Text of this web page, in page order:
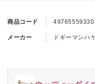
商品コード
メーカー ドギーマンハ